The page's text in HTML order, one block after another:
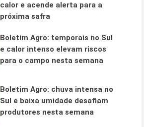
calor e acende alerta para a
próxima safra
Boletim Agro: temporais no Sul
e calor intenso elevam riscos
para o campo nesta semana
Boletim Agro: chuva intensa no
Sul e baixa umidade desafiam
produtores nesta semana